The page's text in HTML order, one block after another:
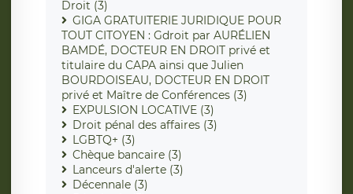
Droit (3)
GIGA GRATUITERIE JURIDIQUE POUR
TOUT CITOYEN : Gdroit par AURÉLIEN
BAMDÉ, DOCTEUR EN DROIT privé et
titulaire du CAPA ainsi que Julien
BOURDOISEAU, DOCTEUR EN DROIT
privé et Maître de Conférences (3)
EXPULSION LOCATIVE (3)
Droit pénal des affaires (3)
LGBTQ+ (3)
Chèque bancaire (3)
Lanceurs d'alerte (3)
Décennale (3)